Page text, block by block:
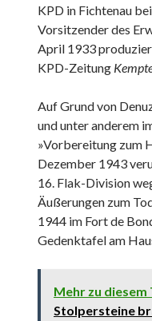
KPD in Fichtenau
Vorsitzender des
April 1933
KPD-Zeitung
Auf Grund von
und unter anderem
»Vorbereitung zum
Dezember 1943
16. Flak-Division
Äußerungen zum
1944 im Fort de
Gedenktafel am
Mehr zu diesem
Stolpersteine